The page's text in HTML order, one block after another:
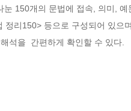
눈 150개의 문법에 접속, 의미,
정리150> 등으로 구성되어 있으
석을  간편하게 확인할 수 있다.